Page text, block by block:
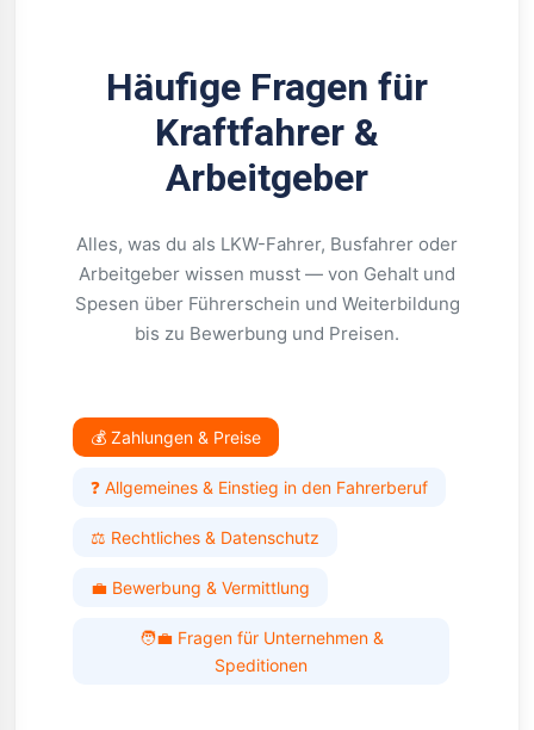
Häufige Fragen für
Kraftfahrer &
Arbeitgeber
Alles, was du als LKW-Fahrer, Busfahrer oder
Arbeitgeber wissen musst — von Gehalt und
Spesen über Führerschein und Weiterbildung
bis zu Bewerbung und Preisen.
💰 Zahlungen & Preise
❓ Allgemeines & Einstieg in den Fahrerberuf
⚖️ Rechtliches & Datenschutz
💼 Bewerbung & Vermittlung
🧑‍💼 Fragen für Unternehmen &
Speditionen